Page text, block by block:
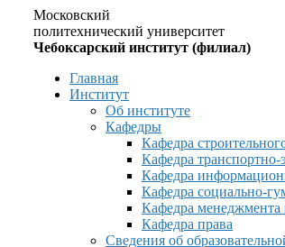
Московский
политехнический университет
Чебоксарский институт (филиал)
Главная
Институт
Об институте
Кафедры
Кафедра
Кафедра транспортно-
Кафедра
Кафедра социально-
Кафедра менеджмента
Кафедра права
Сведения об